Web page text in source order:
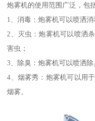
炮雾机的使用范围广泛，包
1、消毒：炮雾机可以喷洒
2、灭虫：炮雾机可以喷洒
害虫；
3、除臭：炮雾机可以喷洒
4、烟雾秀：炮雾机可以用
烟雾。